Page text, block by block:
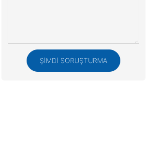
ŞIMDI SORUŞTURMA